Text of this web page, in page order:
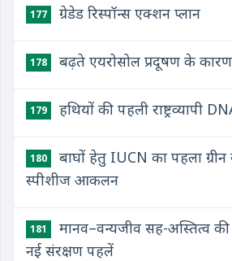
177 ग्रेडेड रिस्पॉन्स एक्शन प्लान
178 बढ़ते एयरोसोल प्रदूषण के
179 हथियों की पहली राष्ट्रव्यापी
180
बाघों हेतु IUCN का पहला
स्पीशीज आकलन
181
मानव–वन्यजीव सह-अस्तित्व
नई संरक्षण पहलें